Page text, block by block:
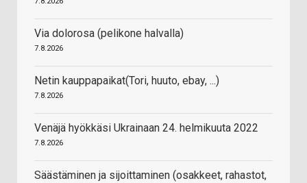
Via dolorosa (pelikone halvalla)
7.8.2026
Netin kauppapaikat(Tori, huuto, ebay, ...)
7.8.2026
Venäjä hyökkäsi Ukrainaan 24. helmikuuta 2022
7.8.2026
Säästäminen ja sijoittaminen (osakkeet, rahastot,